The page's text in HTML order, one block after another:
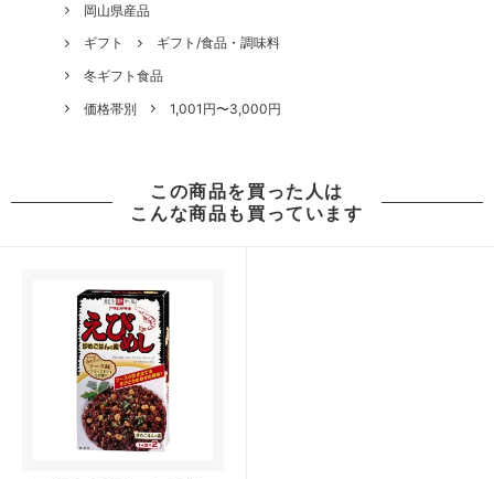
岡山県産品
ギフト
ギフト/食品・調味料
冬ギフト食品
価格帯別
1,001円〜3,000円
この商品を買った人は
こんな商品も買っています